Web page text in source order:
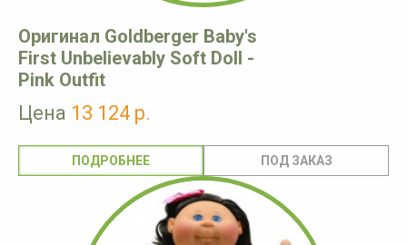
Оригинал Goldberger Baby's
First Unbelievably Soft Doll -
Pink Outfit
Цена 13 124 р.
ПОДРОБНЕЕ